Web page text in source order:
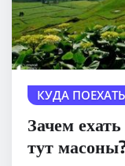
КУДА ПОЕХАТЬ
Зачем
тут